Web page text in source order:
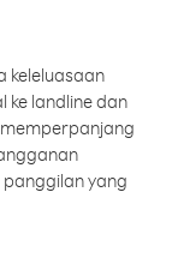
keleluasaan
ke landline dan
yang